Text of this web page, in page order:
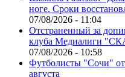
ноге. Сроки
07/08/2026 - 11:04
Отстраненный за
клуба Медиалиги
07/08/2026 - 10:58
Футболисты "Сочи"
августа